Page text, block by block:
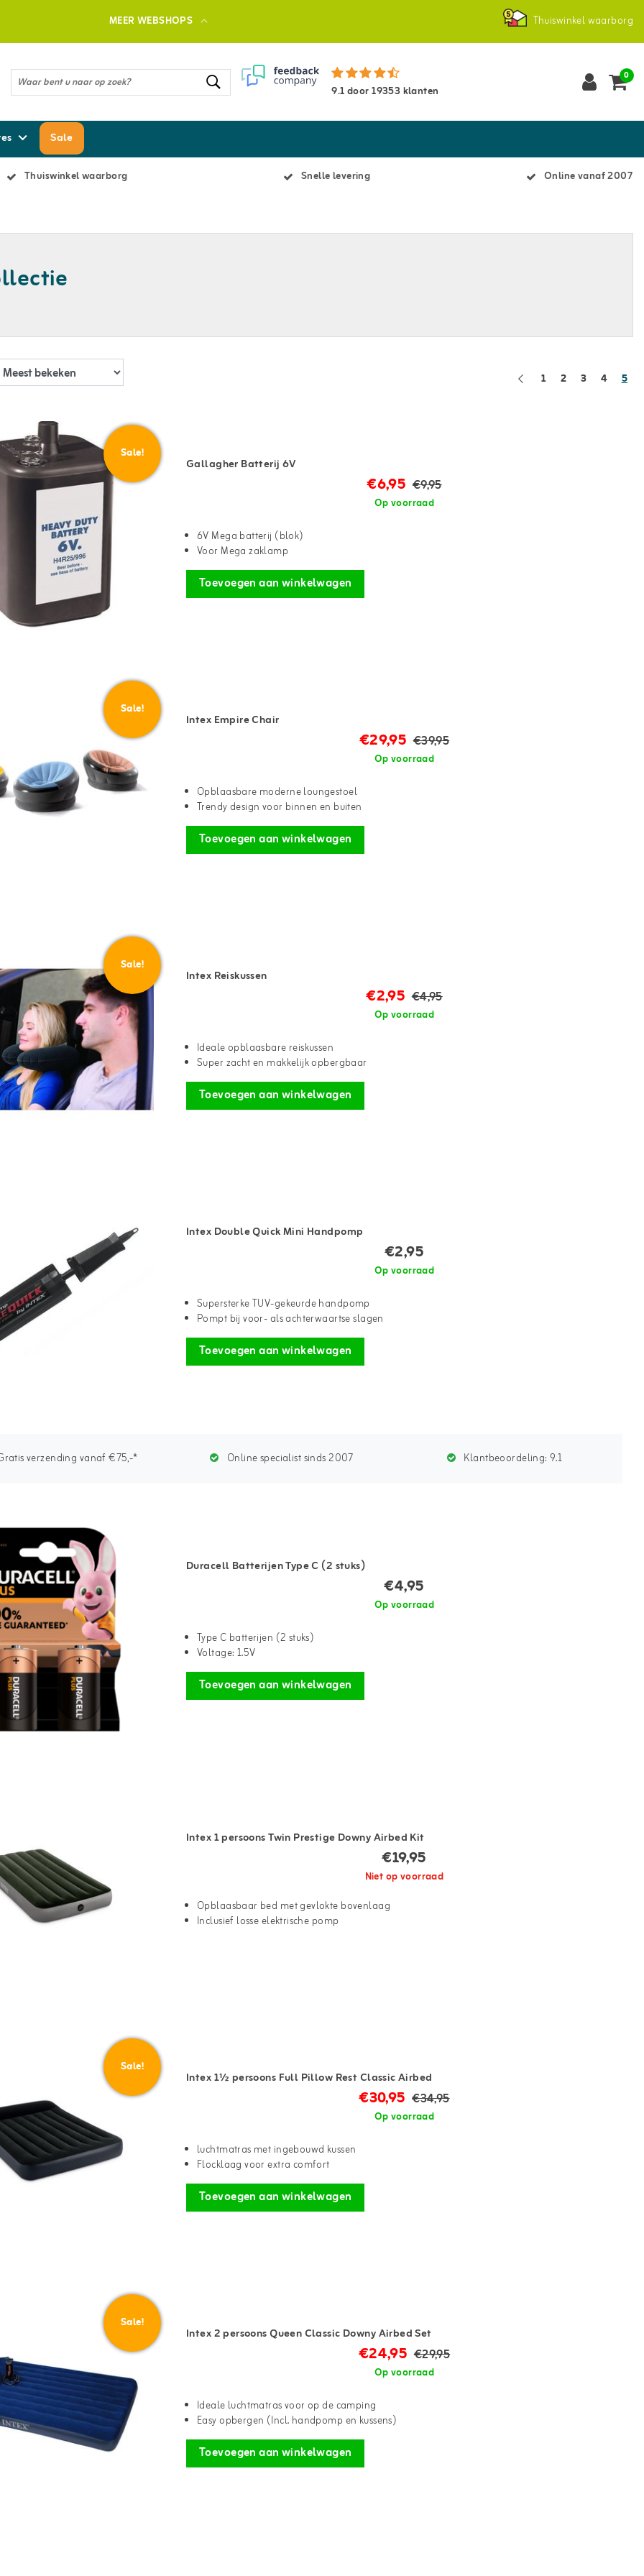
MEER WEBSHOPS Thuiswinkel waarborg
9.1door19353 klanten
0
Sale
Thuiswinkel waarborg Snelle levering Online vanaf 2007
1 2 3 4 5
Sale!
Gallagher Batterij 6V
€6,95 €9,95
Op voorraad
6V Mega batterij (blok)
Voor Mega zaklamp
Toevoegen aan winkelwagen
Sale!
Intex Empire Chair
€29,95 €39,95
Op voorraad
Opblaasbare moderne loungestoel
Trendy design voor binnen en buiten
Toevoegen aan winkelwagen
Sale!
Intex Reiskussen
€2,95 €4,95
Op voorraad
Ideale opblaasbare reiskussen
Super zacht en makkelijk opbergbaar
Toevoegen aan winkelwagen
Intex Double Quick Mini Handpomp
€2,95
Op voorraad
Supersterke TUV-gekeurde handpomp
Pompt bij voor- als achterwaartse slagen
Toevoegen aan winkelwagen
verzending vanaf €75,-* Online specialist sinds 2007 Klantbeoordeling:9.1
Duracell Batterijen Type C (2 stuks)
€4,95
Op voorraad
Type C batterijen (2 stuks)
Voltage: 1.5V
Toevoegen aan winkelwagen
Intex 1 persoons Twin Prestige Downy Airbed Kit
€19,95
Niet op voorraad
Opblaasbaar bed met gevlokte bovenlaag
Inclusief losse elektrische pomp
Sale!
Intex 1½ persoons Full Pillow Rest Classic Airbed
€30,95 €34,95
Op voorraad
luchtmatras met ingebouwd kussen
Flocklaag voor extra comfort
Toevoegen aan winkelwagen
Sale!
Intex 2 persoons Queen Classic Downy Airbed Set
€24,95 €29,95
Op voorraad
Ideale luchtmatras voor op de camping
Easy opbergen (Incl. handpomp en kussens)
Toevoegen aan winkelwagen